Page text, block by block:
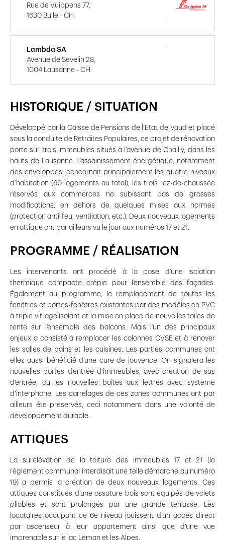
HISTORIQUE / SITUATION
Développé par la Caisse de Pensions de l’Etat de Vaud et placé
sous la conduite de Retraites Populaires, ce projet de rénovation
porte sur trois immeubles situés à l’avenue de Chailly, dans les
hauts de Lausanne. L’assainissement énergétique, notamment
des enveloppes, concernait principalement les quatre niveaux
d’habitation (60 logements au total), les trois rez-de-chaussée
réservés aux commerces ne subissant pas de grosses
modifications, en dehors de quelques mises aux normes
(protection anti-feu, ventilation, etc.). Deux nouveaux logements
en attique ont par ailleurs vu le jour aux numéros 17 et 21.
PROGRAMME / RÉALISATION
Les intervenants ont procédé à la pose d’une isolation
thermique compacte crépie pour l’ensemble des façades.
Également au programme, le remplacement de toutes les
fenêtres et portes-fenêtres existantes par des modèles en PVC
à triple vitrage isolant et la mise en place de nouvelles toiles de
tente sur l’ensemble des balcons. Mais l’un des principaux
enjeux a consisté à remplacer les colonnes CVSE et à rénover
les salles de bains et les cuisines. Les parties communes ont
elles aussi bénéficié d’une cure de jouvence. On signalera les
nouvelles portes d’entrée d’immeubles, avec création de sas
d’entrée, ou les nouvelles boîtes aux lettres avec système
d’interphone. Les carrelages de ces zones communes ont par
ailleurs été préservés, ceci notamment dans une volonté de
développement durable.
ATTIQUES
La surélévation de la toiture des immeubles 17 et 21 (le
règlement communal interdisait une telle démarche au numéro
19) a permis la création de deux nouveaux logements. Ces
attiques constitués d’une ossature bois sont équipés de volets
pliables et sont prolongés par une grande terrasse. Les
locataires occupant ce 6e niveau jouissent d’un accès direct
par ascenseur à leur appartement ainsi que d’une vue
imprenable sur le lac Léman et les Alpes.
Rue de Vuippens 77,
1630 Bulle - CH
Lambda SA
Avenue de Sévelin 28,
1004 Lausanne - CH